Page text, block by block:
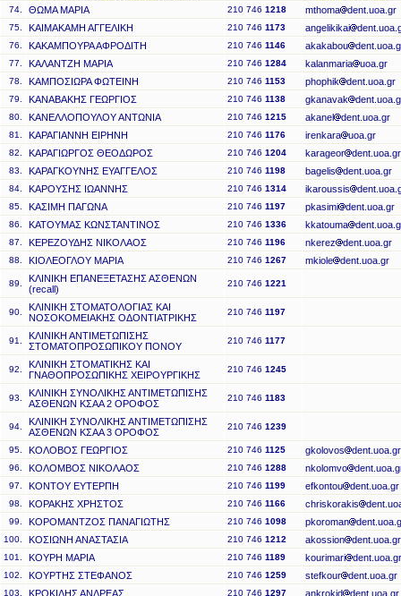
74. ΘΩΜΑ ΜΑΡΙΑ 210 746 1218 mthoma dent.uoa.gr
75. ΚΑΙΜΑΚΑΜΗ ΑΓΓΕΛΙΚΗ 210 746 1173 angelikikai
76. ΚΑΚΑΜΠΟΥΡΑ ΑΦΡΟΔΙΤΗ 210 746 1146 akakabou
77. ΚΑΛΑΝΤΖΗ ΜΑΡΙΑ 210 746 1284 kalanmaria uoa.gr
78. ΚΑΜΠΟΣΙΩΡΑ ΦΩΤΕΙΝΗ 210 746 1153 phophik dent.uoa.gr
79. ΚΑΝΑΒΑΚΗΣ ΓΕΩΡΓΙΟΣ 210 746 1138 gkanavak
80. ΚΑΝΕΛΛΟΠΟΥΛΟΥ ΑΝΤΩΝΙΑ 210 746 1215 akanel dent.uoa.gr
81. ΚΑΡΑΓΙΑΝΝΗ ΕΙΡΗΝΗ 210 746 1176 irenkara uoa.gr
82. ΚΑΡΑΓΙΩΡΓΟΣ ΘΕΟΔΩΡΟΣ 210 746 1204 karageor dent.uoa.gr
83. ΚΑΡΑΓΚΟΥΝΗΣ ΕΥΑΓΓΕΛΟΣ 210 746 1198 bagelis dent.uoa.gr
84. ΚΑΡΟΥΣΗΣ ΙΩΑΝΝΗΣ 210 746 1314 ikaroussis
85. ΚΑΣΙΜΗ ΠΑΓΩΝΑ 210 746 1197 pkasimi dent.uoa.gr
86. ΚΑΤΟΥΜΑΣ ΚΩΝΣΤΑΝΤΙΝΟΣ 210 746 1336 kkatouma
87. ΚΕΡΕΖΟΥΔΗΣ ΝΙΚΟΛΑΟΣ 210 746 1196 nkerez dent.uoa.gr
88. ΚΙΟΛΕΟΓΛΟΥ ΜΑΡΙΑ 210 746 1267 mkiole dent.uoa.gr
89.
ΚΛΙΝΙΚΗ ΕΠΑΝΕΞΕΤΑΣΗΣ ΑΣΘΕΝΩΝ
(recall)
210 746 1221
90.
ΚΛΙΝΙΚΗ ΣΤΟΜΑΤΟΛΟΓΙΑΣ ΚΑΙ
ΝΟΣΟΚΟΜΕΙΑΚΗΣ ΟΔΟΝΤΙΑΤΡΙΚΗΣ
210 746 1197
91.
ΚΛΙΝΙΚΗ ΑΝΤΙΜΕΤΩΠΙΣΗΣ
ΣΤΟΜΑΤΟΠΡΟΣΩΠΙΚΟΥ ΠΟΝΟΥ
210 746 1177
92.
ΚΛΙΝΙΚΗ ΣΤΟΜΑΤΙΚΗΣ ΚΑΙ
ΓΝΑΘΟΠΡΟΣΩΠΙΚΗΣ ΧΕΙΡΟΥΡΓΙΚΗΣ
210 746 1245
93.
ΚΛΙΝΙΚΗ ΣΥΝΟΛΙΚΗΣ ΑΝΤΙΜΕΤΩΠΙΣΗΣ
ΑΣΘΕΝΩΝ ΚΣΑΑ 2 ΟΡΟΦΟΣ
210 746 1183
94.
ΚΛΙΝΙΚΗ ΣΥΝΟΛΙΚΗΣ ΑΝΤΙΜΕΤΩΠΙΣΗΣ
ΑΣΘΕΝΩΝ ΚΣΑΑ 3 ΟΡΟΦΟΣ
210 746 1239
95. ΚΟΛΟΒΟΣ ΓΕΩΡΓΙΟΣ 210 746 1125 gkolovos dent.uoa.gr
96. ΚΟΛΟΜΒΟΣ ΝΙΚΟΛΑΟΣ 210 746 1288 nkolomvo
97. ΚΟΝΤΟΥ ΕΥΤΕΡΠΗ 210 746 1199 efkontou dent.uoa.gr
98. ΚΟΡΑΚΗΣ ΧΡΗΣΤΟΣ 210 746 1166 chriskorakis
99. ΚΟΡΟΜΑΝΤΖΟΣ ΠΑΝΑΓΙΩΤΗΣ 210 746 1098 pkoroman
100. ΚΟΣΙΩΝΗ ΑΝΑΣΤΑΣΙΑ 210 746 1212 akossion dent.uoa.gr
101. ΚΟΥΡΗ ΜΑΡΙΑ 210 746 1189 kourimari dent.uoa.gr
102. ΚΟΥΡΤΗΣ ΣΤΕΦΑΝΟΣ 210 746 1259 stefkour dent.uoa.gr
103. ΚΡΟΚΙΔΗΣ ΑΝΔΡΕΑΣ 210 746 1297 ankrokid dent.uoa.gr